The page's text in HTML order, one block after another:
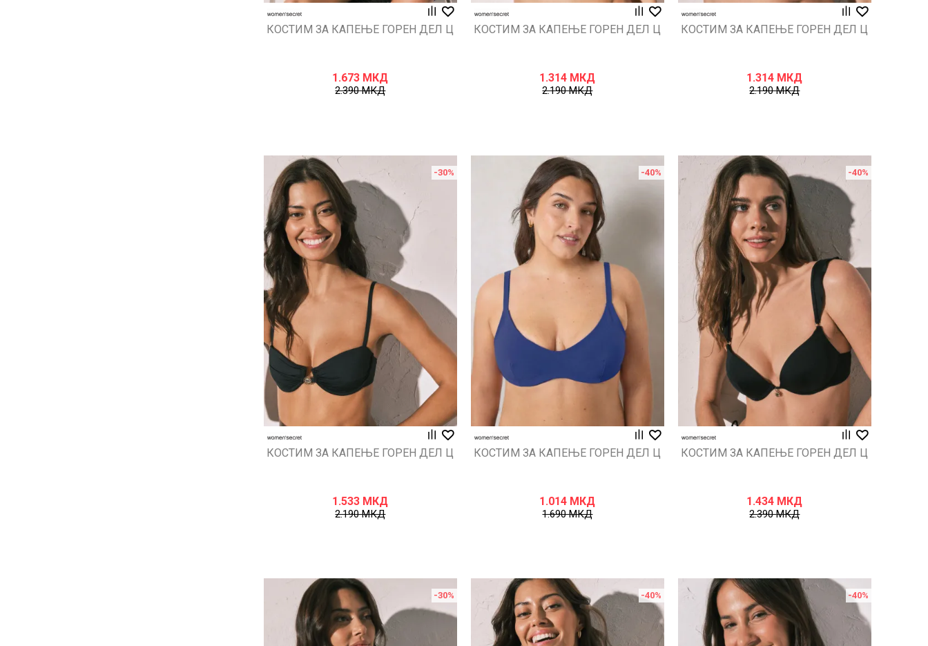
КОСТИМ ЗА КАПЕЊЕ ГОРЕН ДЕЛ Ц
1.673 МКД
2.390МКД
КОСТИМ ЗА КАПЕЊЕ ГОРЕН ДЕЛ Ц
1.314 МКД
2.190МКД
КОСТИМ ЗА КАПЕЊЕ ГОРЕН ДЕЛ Ц
1.314 МКД
2.190МКД
Uporedi
-30%
КОСТИМ ЗА КАПЕЊЕ ГОРЕН ДЕЛ Ц
1.533 МКД
2.190МКД
-40%
КОСТИМ ЗА КАПЕЊЕ ГОРЕН ДЕЛ Ц
1.014 МКД
1.690МКД
Uporedi
-40%
КОСТИМ ЗА КАПЕЊЕ ГОРЕН ДЕЛ Ц
1.434 МКД
2.390МКД
-30% -40% -40%